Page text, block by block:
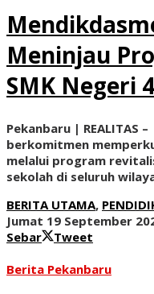
Meninjau
SMK Negeri
Pekanbaru | REALITAS
berkomitmen
melalui program
sekolah di seluruh
BERITA UTAMA,
Jumat 19 September
Sebar
Tweet
Berita Pekanbaru